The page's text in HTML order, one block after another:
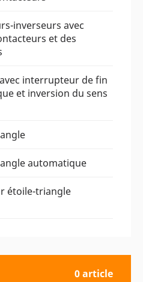
inverseurs avec
et des
interrupteur de fin
et inversion du sens
automatique
étoile-triangle
0 article